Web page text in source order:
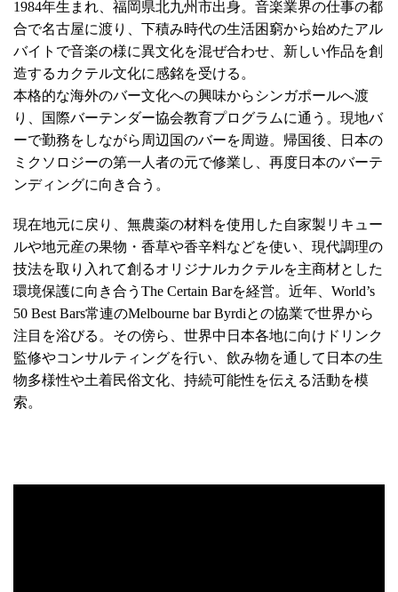
1984年生まれ、福岡県北九州市出身。音楽業界の仕事の都
合で名古屋に渡り、下積み時代の生活困窮から始めたアル
バイトで音楽の様に異文化を混ぜ合わせ、新しい作品を創
造するカクテル文化に感銘を受ける。
本格的な海外のバー文化への興味からシンガポールへ渡
り、国際バーテンダー協会教育プログラムに通う。現地バ
ーで勤務をしながら周辺国のバーを周遊。帰国後、日本の
ミクソロジーの第一人者の元で修業し、再度日本のバーテ
ンディングに向き合う。
現在地元に戻り、無農薬の材料を使用した自家製リキュー
ルや地元産の果物・香草や香辛料などを使い、現代調理の
技法を取り入れて創るオリジナルカクテルを主商材とした
環境保護に向き合うThe Certain Barを経営。近年、World’s
50 Best Bars常連のMelbourne bar Byrdiとの協業で世界から
注目を浴びる。その傍ら、世界中日本各地に向けドリンク
監修やコンサルティングを行い、飲み物を通して日本の生
物多様性や土着民俗文化、持続可能性を伝える活動を模
索。